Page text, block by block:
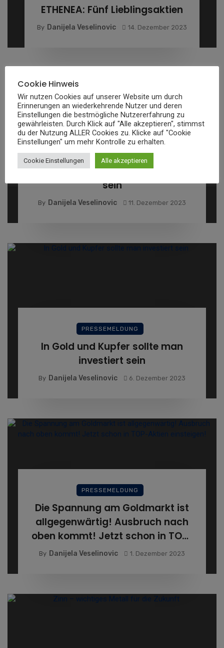
ETHENEA: Fünf Lieblingsaktien
By Danijela Veselinovic 14. Dezember 2023
PRESSEMELDUNG
Maxime Rohde: So unbedenklich
kann der Weg in den Börsenmarkt
sein
By Danijela Veselinovic 11. Dezember 2023
PRESSEMELDUNG
In Gold und Kupfer sollte man
investiert sein
By Danijela Veselinovic 6. Dezember 2023
PRESSEMELDUNG
Die Spannung am Goldmarkt ist
allgegenwärtig! Ausbruch nach
oben kommt! Jetzt schon in TOP-
Aktien einsteigen!
By Danijela Veselinovic 1. Dezember 2023
Cookie Hinweis
Wir nutzen Cookies auf unserer Website um durch
Erinnerungen an wiederkehrende Nutzer und deren
Einstellungen die bestmögliche Nutzererfahrung zu
gewährleisten. Durch Klick auf "Alle akzeptieren", stimmst
du der Nutzung ALLER Cookies zu. Klicke auf "Cookie
Einstellungen" um mehr Kontrolle zu erhalten.
Cookie Einstellungen Alle akzeptieren